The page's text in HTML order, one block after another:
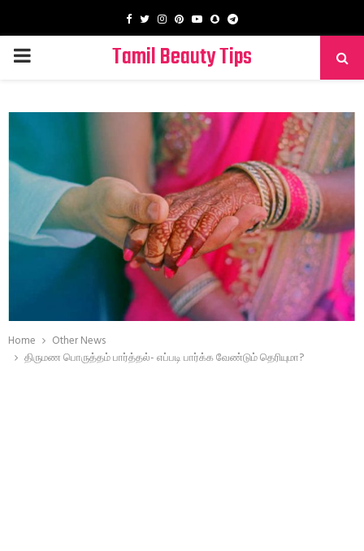
Facebook
TwitterInstagram
PinterestYoutube
SnapchatTelegram
PRIMARY
Tamil Beauty Tips
Home
Other News
திருமண பொருத்தம் பார்த்தல்- எப்படி பார்க்க வேண்டும் தெரியுமா?